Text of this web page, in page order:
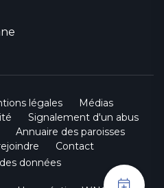
légales
Médias
Signalement d'un abus
Annuaire des paroisses
Contact
données